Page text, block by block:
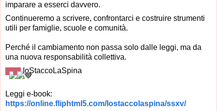
imparare a esserci davvero.
Continueremo a scrivere, confrontarci e costruire strumenti
utili per famiglie, scuole e comunità.
Perché il cambiamento non passa solo dalle leggi, ma da
una nuova responsabilità collettiva.
IoStaccoLaSpina
Leggi e-book:
https://online.fliphtml5.com/Iostaccolaspina/ssxv/